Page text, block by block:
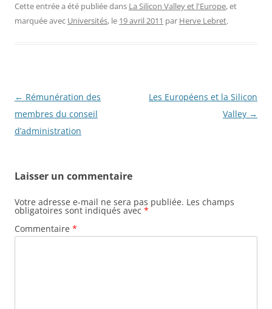
Cette entrée a été publiée dans La Silicon Valley et l'Europe, et
marquée avec Universités, le 19 avril 2011 par Herve Lebret.
Navigation
des
articles
← Rémunération des
membres du conseil
d’administration
Les Européens et la Silicon
Valley →
Laisser un commentaire
Votre adresse e-mail ne sera pas publiée. Les champs
obligatoires sont indiqués avec *
Commentaire *